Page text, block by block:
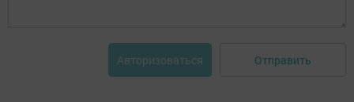
Авторизоваться Отправить